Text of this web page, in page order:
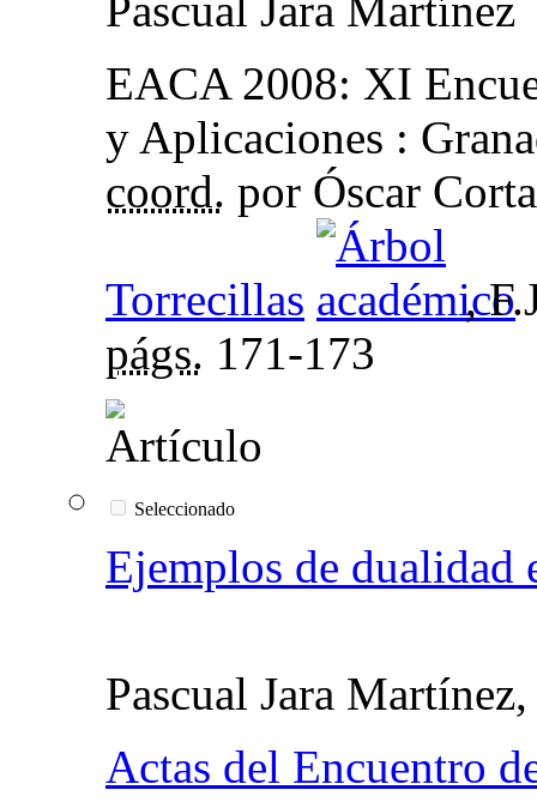
Pascual Jara Martínez
EACA 2008: XI
y Aplicaciones :
coord. por Óscar
Torrecillas
,
págs. 171-173
Seleccionado
Ejemplos de dualidad
Pascual Jara
Actas del Encuentro